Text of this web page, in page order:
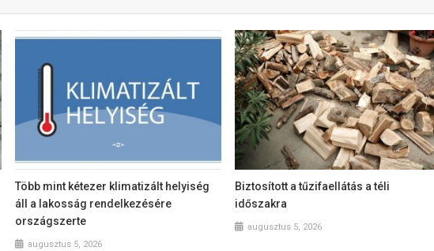
Több mint kétezer klimatizált helyiség
áll a lakosság rendelkezésére
országszerte
augusztus 5, 2026
Biztosított a tűzifaellátás a téli
időszakra
augusztus 5, 2026